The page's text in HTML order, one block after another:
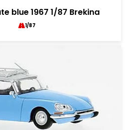
blue 1967 1/87 Brekina
1/87